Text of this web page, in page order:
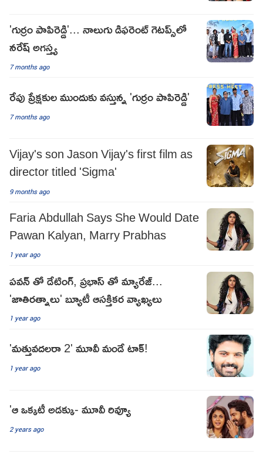
'గుర్రం పాపిరెడ్డి'... నాలుగు డిఫరెంట్ గెటప్స్‌లో
నరేష్ అగస్త్య
7 months ago
రేపు ప్రేక్షకుల ముందుకు వస్తున్న 'గుర్రం పాపిరెడ్డి'
7 months ago
Vijay's son Jason Vijay's first film as
director titled 'Sigma'
9 months ago
Faria Abdullah Says She Would Date
Pawan Kalyan, Marry Prabhas
1 year ago
పవన్ తో డేటింగ్, ప్రభాస్ తో మ్యారేజ్...
'జాతిరత్నాలు' బ్యూటీ ఆసక్తికర వ్యాఖ్యలు
1 year ago
'మత్తువదలరా 2' మూవీ మండే టాక్!
1 year ago
'ఆ ఒక్కటీ అడక్కు- మూవీ రివ్యూ
2 years ago